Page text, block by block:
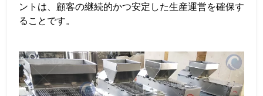
ントは、顧客の継続的かつ安定した生産運営を確保す
ることです。